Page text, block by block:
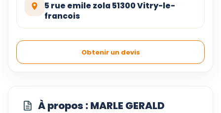
5 rue emile zola 51300 Vitry-le-
francois
Obtenir un devis
À propos : MARLE GERALD